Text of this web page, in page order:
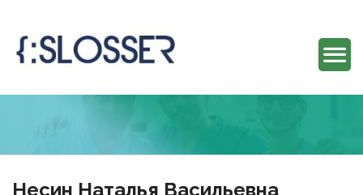
Несин Наталья Васильевна